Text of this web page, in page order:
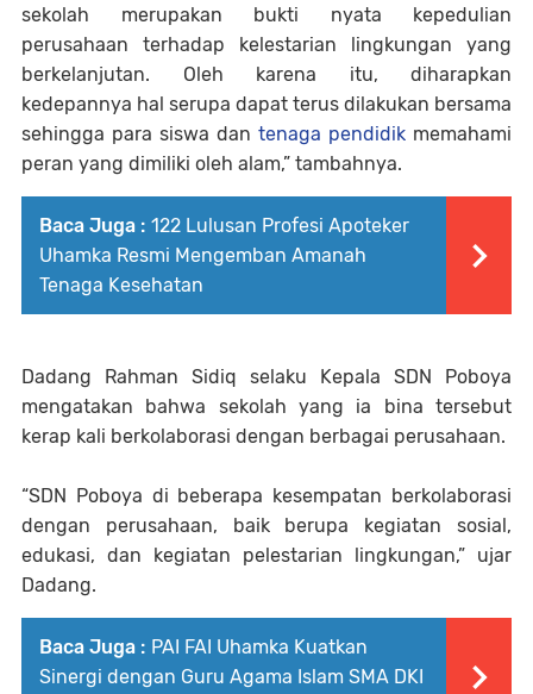
sekolah merupakan bukti nyata kepedulian
perusahaan terhadap kelestarian lingkungan yang
berkelanjutan. Oleh karena itu, diharapkan
kedepannya hal serupa dapat terus dilakukan bersama
sehingga para siswa dan tenaga pendidik memahami
peran yang dimiliki oleh alam,” tambahnya.
Baca Juga : 122 Lulusan Profesi Apoteker
Uhamka Resmi Mengemban Amanah
Tenaga Kesehatan
Dadang Rahman Sidiq selaku Kepala SDN Poboya
mengatakan bahwa sekolah yang ia bina tersebut
kerap kali berkolaborasi dengan berbagai perusahaan.
“SDN Poboya di beberapa kesempatan berkolaborasi
dengan perusahaan, baik berupa kegiatan sosial,
edukasi, dan kegiatan pelestarian lingkungan,” ujar
Dadang.
Baca Juga : PAI FAI Uhamka Kuatkan
Sinergi dengan Guru Agama Islam SMA DKI